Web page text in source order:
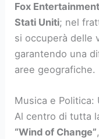
Fox
Stati Uniti; nel
si occuperà delle
garantendo una
aree geografiche.
Musica e Politica:
Al centro di tutta
“Wind of Change”